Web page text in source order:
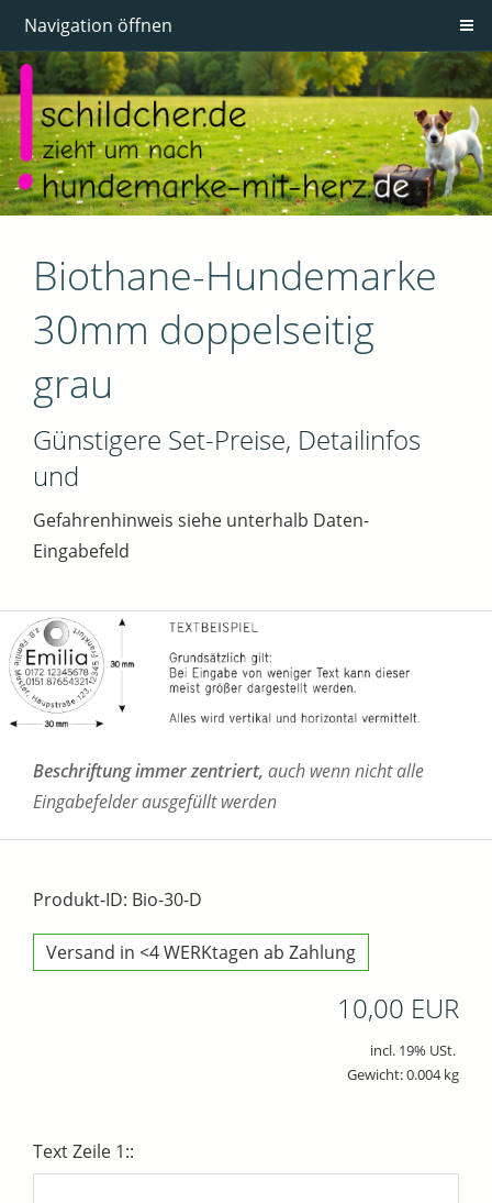
Navigation öffnen
Biothane-Hundemarke
30mm doppelseitig
grau
Günstigere Set-Preise, Detailinfos
und
Gefahrenhinweis siehe unterhalb Daten-
Eingabefeld
Beschriftung immer zentriert, auch wenn nicht alle
Eingabefelder ausgefüllt werden
Produkt-ID: Bio-30-D
Versand in <4 WERKtagen ab Zahlung
10,00 EUR
incl. 19% USt.
Gewicht: 0.004 kg
Text Zeile 1::